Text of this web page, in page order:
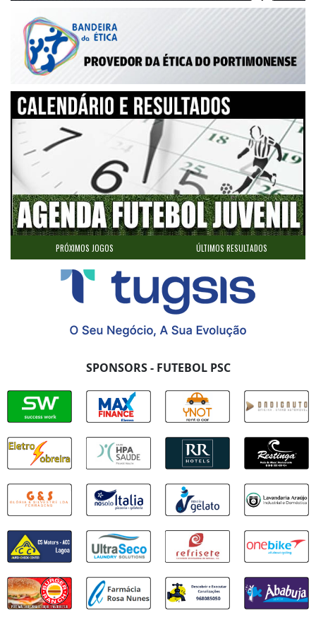
PRÓXIMOS JOGOS ÚLTIMOS RESULTADOS
SPONSORS - FUTEBOL PSC